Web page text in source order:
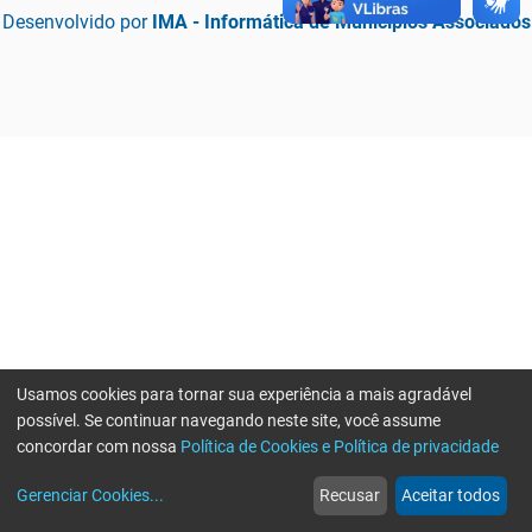
Desenvolvido por IMA - Informática de Municípios Associados
web
Notícias
more_horiz
Mais
Usamos cookies para tornar sua experiência a mais agradável
possível. Se continuar navegando neste site, você assume
concordar com nossa Política de Cookies e Política de privacidade
Gerenciar Cookies... Recusar Aceitar todos
Erro ao enviar informações, por favor tente novamente